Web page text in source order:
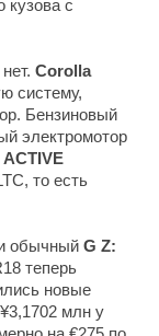
кузова с
Corolla
систему,
Бензиновый
электромотор
ACTIVE
то есть
обычный G Z:
теперь
новые
млн у